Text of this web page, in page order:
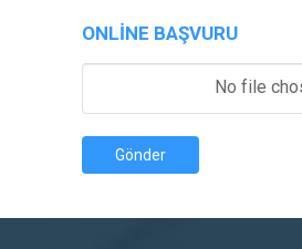
ONLINE BAŞVURU
No file
Gönder